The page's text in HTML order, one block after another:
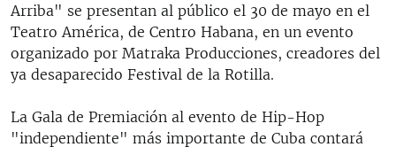
DESINFORMACIÓN RUSA EN AMÉRICA LATINA
LA INVASIÓN DE RUSIA A UCRANIA
Arriba" se presentan al público el 30 de mayo en el
Teatro América, de Centro Habana, en un evento
organizado por Matraka Producciones, creadores del
ya desaparecido Festival de la Rotilla.
La Gala de Premiación al evento de Hip-Hop
"independiente" más importante de Cuba contará